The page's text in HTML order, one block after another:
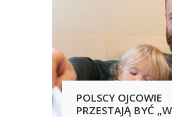
POLSCY OJCOWIE
PRZESTAJĄ BYĆ